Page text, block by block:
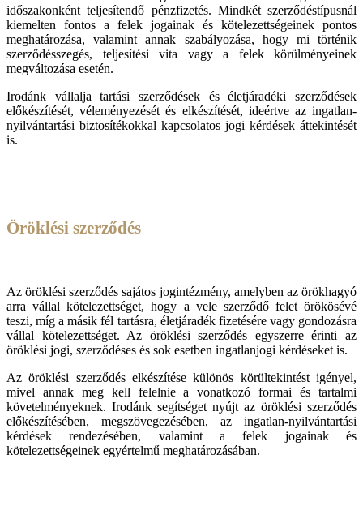
időszakonként teljesítendő pénzfizetés. Mindkét szerződéstípusnál
kiemelten fontos a felek jogainak és kötelezettségeinek pontos
meghatározása, valamint annak szabályozása, hogy mi történik
szerződésszegés, teljesítési vita vagy a felek körülményeinek
megváltozása esetén.
Irodánk vállalja tartási szerződések és életjáradéki szerződések
előkészítését, véleményezését és elkészítését, ideértve az ingatlan-
nyilvántartási biztosítékokkal kapcsolatos jogi kérdések áttekintését
is.
Öröklési szerződés
Az öröklési szerződés sajátos jogintézmény, amelyben az örökhagyó
arra vállal kötelezettséget, hogy a vele szerződő felet örökösévé
teszi, míg a másik fél tartásra, életjáradék fizetésére vagy gondozásra
vállal kötelezettséget. Az öröklési szerződés egyszerre érinti az
öröklési jogi, szerződéses és sok esetben ingatlanjogi kérdéseket is.
Az öröklési szerződés elkészítése különös körültekintést igényel,
mivel annak meg kell felelnie a vonatkozó formai és tartalmi
követelményeknek. Irodánk segítséget nyújt az öröklési szerződés
előkészítésében, megszövegezésében, az ingatlan-nyilvántartási
kérdések rendezésében, valamint a felek jogainak és
kötelezettségeinek egyértelmű meghatározásában.